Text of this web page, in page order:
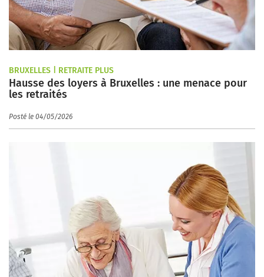
BRUXELLES | RETRAITE PLUS
Hausse des loyers à Bruxelles : une menace pour
les retraités
Posté le 04/05/2026